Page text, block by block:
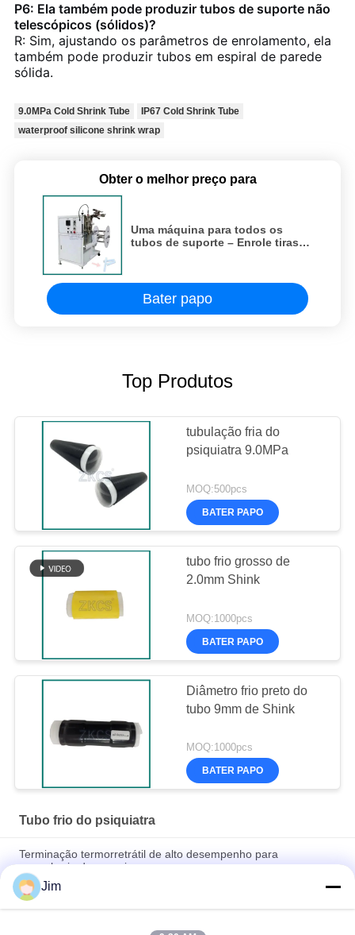
P6: Ela também pode produzir tubos de suporte não
telescópicos (sólidos)?
R: Sim, ajustando os parâmetros de enrolamento, ela
também pode produzir tubos em espiral de parede
sólida.
9.0MPa Cold Shrink Tube
IP67 Cold Shrink Tube
waterproof silicone shrink wrap
Obter o melhor preço para
Uma máquina para todos os
tubos de suporte – Enrole tiras
Bater papo
Top Produtos
tubulação fria do
psiquiatra 9.0MPa
MOQ:500pcs
BATER PAPO
tubo frio grosso de
2.0mm Shink
MOQ:1000pcs
BATER PAPO
Diâmetro frio preto do
tubo 9mm de Shink
MOQ:1000pcs
BATER PAPO
Tubo frio do psiquiatra
Terminação termorretrátil de alto desempenho para
engenharia de energia
Resistente a UV, à prova de ozônio, expansão 4x – tubo retrátil
de silicone a frio
Jim